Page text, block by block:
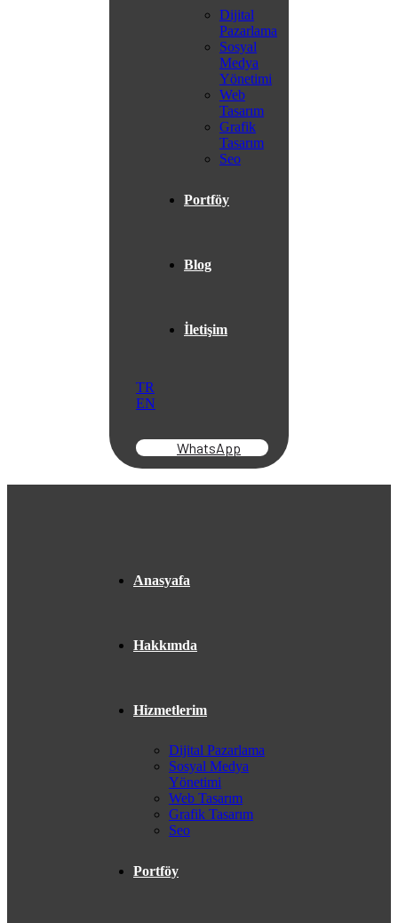
Dijital
Pazarlama
Sosyal
Medya
Yönetimi
Web
Tasarım
Grafik
Tasarım
Seo
Portföy
Blog
İletişim
TR
EN
WhatsApp
Anasyafa
Hakkımda
Hizmetlerim
Dijital Pazarlama
Sosyal Medya
Yönetimi
Web Tasarım
Grafik Tasarım
Seo
Portföy